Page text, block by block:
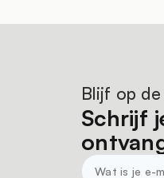
Blijf op
Schrijf